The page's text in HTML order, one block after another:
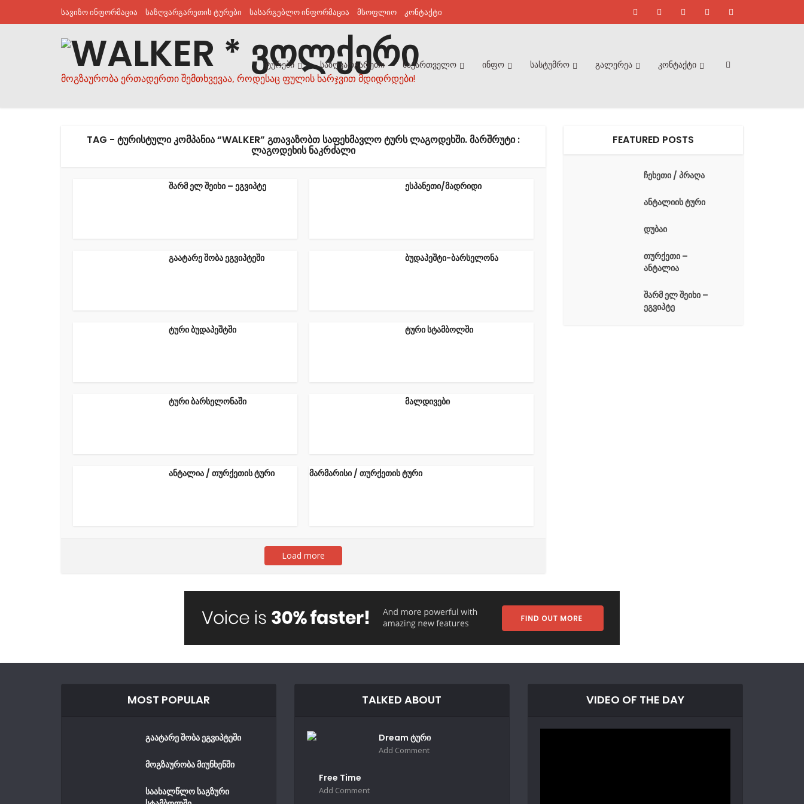
სავიზო ინფორმაცია საზღვარგარეთის ტურები სასარგებლო ინფორმაცია მსოფლიო კონტაქტი
მოგზაურობა ერთადერთი შემთხვევაა, როდესაც ფულის ხარჯვით მდიდრდები!
ტურები საზღვარგარეთი საქართველო ინფო სასტუმრო გალერეა კონტაქტი
TAG - ᲢᲣᲠᲘᲡᲢᲣᲚᲘ ᲙᲝᲛᲞᲐᲜᲘᲐ “WALKER” ᲒᲗᲐᲕᲐᲖᲝᲑᲗ ᲡᲐᲤᲔᲮᲛᲐᲕᲚᲝ ᲢᲣᲠᲡ ᲚᲐᲒᲝᲓᲔᲮᲨᲘ. ᲛᲐᲠᲨᲠᲣᲢᲘ :
ᲚᲐᲒᲝᲓᲔᲮᲘᲡ ᲜᲐᲙᲠᲫᲐᲚᲘ
შარმ ელ შეიხი – ეგვიპტე ესპანეთი/მადრიდი
გაატარე შობა ეგვიპტეში ბუდაპეშტი-ბარსელონა
ტური ბუდაპეშტში ტური სტამბოლში
ტური ბარსელონაში მალდივები
ანტალია / თურქეთის ტური მარმარისი / თურქეთის ტური
Load more
FEATURED POSTS
ჩეხეთი / პრაღა
ანტალიის ტური
დუბაი
თურქეთი –
ანტალია
შარმ ელ შეიხი –
ეგვიპტე
MOST POPULAR
გაატარე შობა ეგვიპტეში
მოგზაურობა მიუნხენში
საახალწლო საგზური
TALKED ABOUT
Dream ტური
Add Comment
Free Time
Add Comment
VIDEO OF THE DAY